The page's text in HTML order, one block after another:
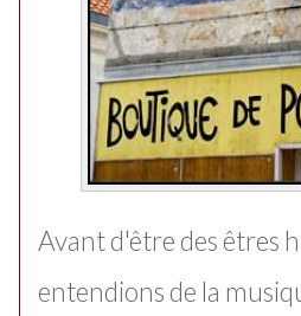
Avant d'être des êtres
entendions de la